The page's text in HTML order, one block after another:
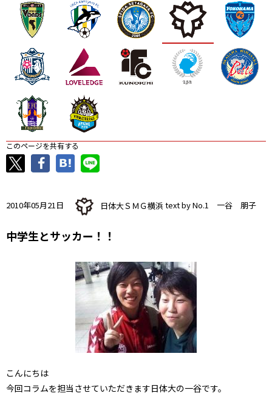
このページを共有する
2010年05月21日 日体大ＳＭＧ横浜 text by No.1 一谷 朋子
中学生とサッカー！！
こんにちは
今回コラムを担当させていただきます日体大の一谷です。